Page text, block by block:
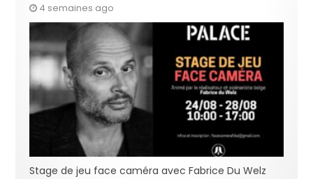
4 semaines ago
Stage de jeu face caméra avec Fabrice Du Welz